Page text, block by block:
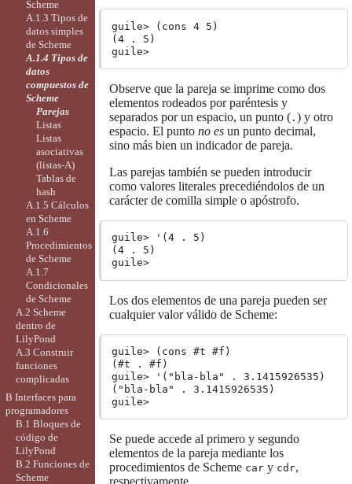
guile> (cons 4 5)
(4 . 5)
guile>
Observe que la pareja se imprime como dos
elementos rodeados por paréntesis y
separados por un espacio, un punto ( . ) y otro
espacio. El punto no esun punto decimal,
sino más bien un indicador de pareja.
Las parejas también se pueden introducir
como valores literales precediéndolos de un
carácter de comilla simple o apóstrofo.
guile> '(4 . 5)
(4 . 5)
guile>
Los dos elementos de una pareja pueden ser
cualquier valor válido de Scheme:
guile> (cons #t #f)
(#t . #f)
guile> '("bla-bla" . 3.1415926535)
("bla-bla" . 3.1415926535)
guile>
Se puede accede al primero y segundo
elementos de la pareja mediante los
procedimientos de Scheme cary cdr,
Scheme
A.1.3 Tipos de
datos simples
de Scheme
A.1.4 Tipos de
datos
compuestos de
Scheme
Parejas
Listas
Listas
asociativas
(listas-A)
Tablas de
hash
A.1.5 Cálculos
en Scheme
A.1.6
Procedimientos
de Scheme
A.1.7
Condicionales
de Scheme
A.2 Scheme
dentro de
LilyPond
A.3 Construir
funciones
complicadas
B Interfaces para
programadores
B.1 Bloques de
código de
LilyPond
B.2 Funciones de
Scheme